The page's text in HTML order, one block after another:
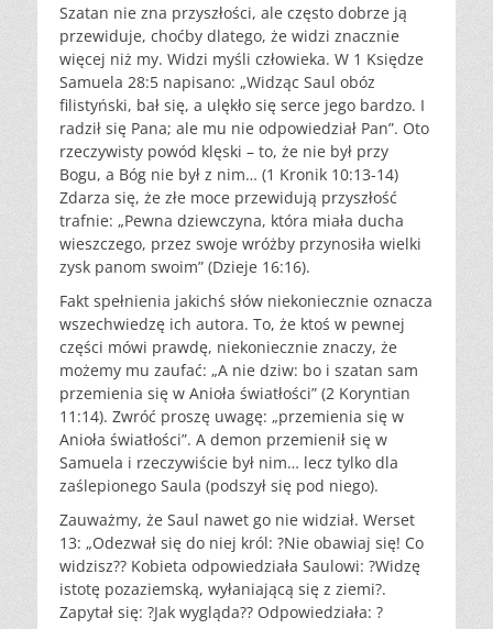
Szatan nie zna przyszłości, ale często dobrze ją
przewiduje, choćby dlatego, że widzi znacznie
więcej niż my. Widzi myśli człowieka. W 1 Księdze
Samuela 28:5 napisano: „Widząc Saul obóz
filistyński, bał się, a ulękło się serce jego bardzo. I
radził się Pana; ale mu nie odpowiedział Pan”. Oto
rzeczywisty powód klęski – to, że nie był przy
Bogu, a Bóg nie był z nim… (1 Kronik 10:13-14)
Zdarza się, że złe moce przewidują przyszłość
trafnie: „Pewna dziewczyna, która miała ducha
wieszczego, przez swoje wróżby przynosiła wielki
zysk panom swoim” (Dzieje 16:16).
Fakt spełnienia jakichś słów niekoniecznie oznacza
wszechwiedzę ich autora. To, że ktoś w pewnej
części mówi prawdę, niekoniecznie znaczy, że
możemy mu zaufać: „A nie dziw: bo i szatan sam
przemienia się w Anioła światłości” (2 Koryntian
11:14). Zwróć proszę uwagę: „przemienia się w
Anioła światłości”. A demon przemienił się w
Samuela i rzeczywiście był nim… lecz tylko dla
zaślepionego Saula (podszył się pod niego).
Zauważmy, że Saul nawet go nie widział. Werset
13: „Odezwał się do niej król: ?Nie obawiaj się! Co
widzisz?? Kobieta odpowiedziała Saulowi: ?Widzę
istotę pozaziemską, wyłaniającą się z ziemi?.
Zapytał się: ?Jak wygląda?? Odpowiedziała: ?